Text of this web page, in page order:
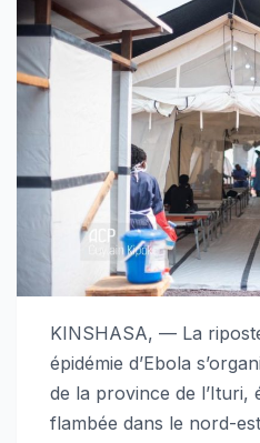
KINSHASA, — La
épidémie d’Ebola
de la province de l’Ituri,
flambée dans le nord-